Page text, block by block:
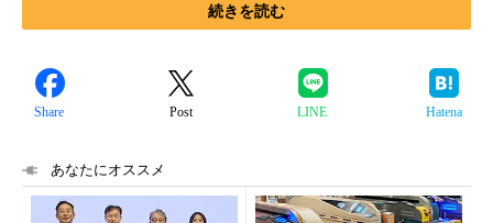
続きを読む
Share Post LINE Hatena
あなたにオススメ